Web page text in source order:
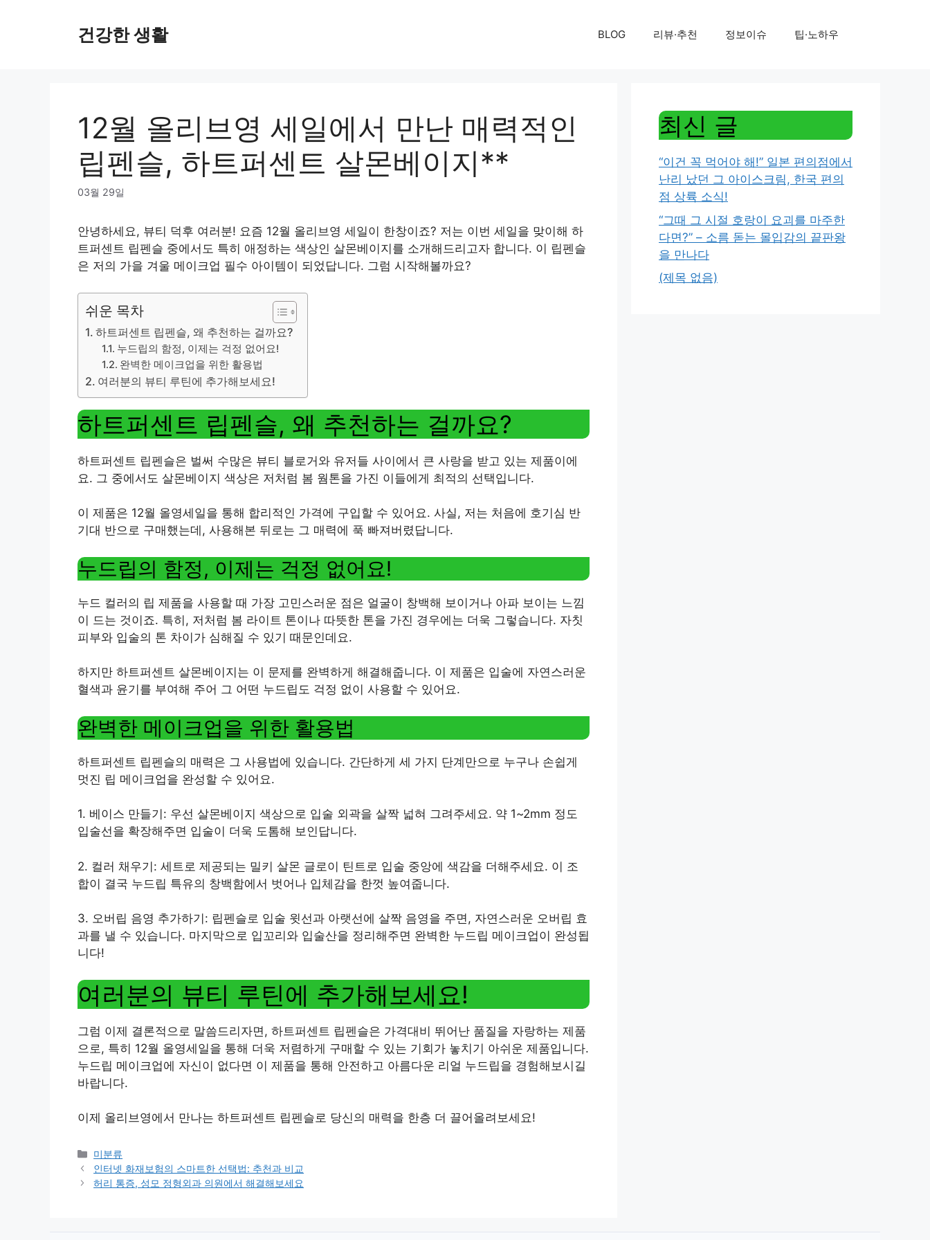
건강한 생활 BLOG 리뷰·추천 정보이슈 팁·노하우
12월 올리브영 세일에서 만난 매력적인
립펜슬, 하트퍼센트 살몬베이지**
03월 29일
안녕하세요, 뷰티 덕후 여러분! 요즘 12월 올리브영 세일이 한창이죠? 저는 이번 세일을 맞이해 하
트퍼센트 립펜슬 중에서도 특히 애정하는 색상인 살몬베이지를 소개해드리고자 합니다. 이 립펜슬
은 저의 가을 겨울 메이크업 필수 아이템이 되었답니다. 그럼 시작해볼까요?
쉬운 목차
하트퍼센트 립펜슬, 왜 추천하는 걸까요?
누드립의 함정, 이제는 걱정 없어요!
완벽한 메이크업을 위한 활용법
여러분의 뷰티 루틴에 추가해보세요!
하트퍼센트 립펜슬, 왜 추천하는 걸까요?
하트퍼센트 립펜슬은 벌써 수많은 뷰티 블로거와 유저들 사이에서 큰 사랑을 받고 있는 제품이에
요. 그 중에서도 살몬베이지 색상은 저처럼 봄 웜톤을 가진 이들에게 최적의 선택입니다.
이 제품은 12월 올영세일을 통해 합리적인 가격에 구입할 수 있어요. 사실, 저는 처음에 호기심 반
기대 반으로 구매했는데, 사용해본 뒤로는 그 매력에 푹 빠져버렸답니다.
누드립의 함정, 이제는 걱정 없어요!
누드 컬러의 립 제품을 사용할 때 가장 고민스러운 점은 얼굴이 창백해 보이거나 아파 보이는 느낌
이 드는 것이죠. 특히, 저처럼 봄 라이트 톤이나 따뜻한 톤을 가진 경우에는 더욱 그렇습니다. 자칫
피부와 입술의 톤 차이가 심해질 수 있기 때문인데요.
하지만 하트퍼센트 살몬베이지는 이 문제를 완벽하게 해결해줍니다. 이 제품은 입술에 자연스러운
혈색과 윤기를 부여해 주어 그 어떤 누드립도 걱정 없이 사용할 수 있어요.
완벽한 메이크업을 위한 활용법
하트퍼센트 립펜슬의 매력은 그 사용법에 있습니다. 간단하게 세 가지 단계만으로 누구나 손쉽게
멋진 립 메이크업을 완성할 수 있어요.
1. 베이스 만들기: 우선 살몬베이지 색상으로 입술 외곽을 살짝 넓혀 그려주세요. 약 1~2mm 정도
입술선을 확장해주면 입술이 더욱 도톰해 보인답니다.
2. 컬러 채우기: 세트로 제공되는 밀키 살몬 글로이 틴트로 입술 중앙에 색감을 더해주세요. 이 조
합이 결국 누드립 특유의 창백함에서 벗어나 입체감을 한껏 높여줍니다.
3. 오버립 음영 추가하기: 립펜슬로 입술 윗선과 아랫선에 살짝 음영을 주면, 자연스러운 오버립 효
과를 낼 수 있습니다. 마지막으로 입꼬리와 입술산을 정리해주면 완벽한 누드립 메이크업이 완성됩
니다!
여러분의 뷰티 루틴에 추가해보세요!
그럼 이제 결론적으로 말씀드리자면, 하트퍼센트 립펜슬은 가격대비 뛰어난 품질을 자랑하는 제품
으로, 특히 12월 올영세일을 통해 더욱 저렴하게 구매할 수 있는 기회가 놓치기 아쉬운 제품입니다.
누드립 메이크업에 자신이 없다면 이 제품을 통해 안전하고 아름다운 리얼 누드립을 경험해보시길
바랍니다.
이제 올리브영에서 만나는 하트퍼센트 립펜슬로 당신의 매력을 한층 더 끌어올려보세요!
Categories
미분류
인터넷 화재보험의 스마트한 선택법: 추천과 비교
허리 통증, 성모 정형외과 의원에서 해결해보세요
최신 글
“이건 꼭 먹어야 해!” 일본 편의점에서
난리 났던 그 아이스크림, 한국 편의
점 상륙 소식!
“그때 그 시절 호랑이 요괴를 마주한
다면?” – 소름 돋는 몰입감의 끝판왕
을 만나다
(제목 없음)